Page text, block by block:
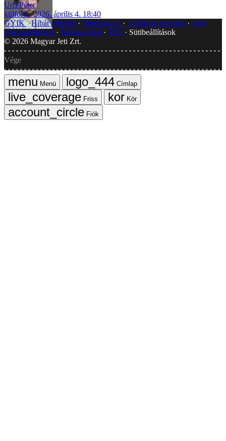
Urfi Péter
külföld
2026. április 4. 18:40
GYIK Hibát jelentek Impresszum Javítások kezelése
Jogi
dokumentumok
Médiaajánlat RSS
Sütibeállítások
© 2026 Magyar Jeti Zrt.
Vége
Menü
Címlap
Friss
Kör
Fiók